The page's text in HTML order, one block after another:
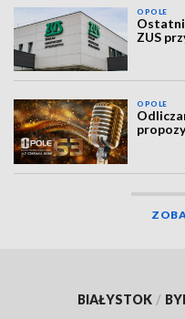
OPOLE
Ostatni
ZUS
OPOLE
BIAŁYSTOK /